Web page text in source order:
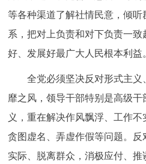
等各种渠道了解社情民意，倾
系，把对上负责和对下负责一
好、发展好最广大人民根本利益
全党必须坚决反对形式主义
靡之风，领导干部特别是高级
义，重在解决作风飘浮、工作不
贪图虚名、弄虚作假等问题。
实际、脱离群众，消极应付、